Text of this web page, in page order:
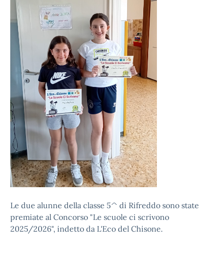
Le due alunne della classe 5^ di Rifreddo sono state
premiate al Concorso "Le scuole ci scrivono
2025/2026", indetto da L'Eco del Chisone.